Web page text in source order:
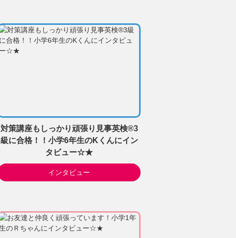
対策講座もしっかり頑張り見事英検®3
級に合格！！小学6年生のKくんにイン
タビュー☆★
インタビュー